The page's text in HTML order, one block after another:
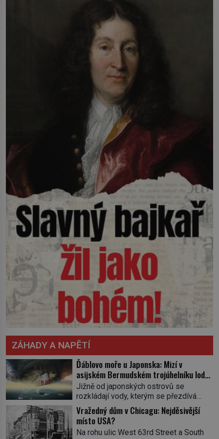
ZÁHADY A NAPĚTÍ
Ďáblovo moře u Japonska: Mizí v
asijském Bermudském trojúhelníku lodě
ve spárech neznámé síly?
Jižně od japonských ostrovů se
rozkládají vody, kterým se přezdívá
Ďáblovo moře. Vypráví se o lodích
mizejících beze stopy, podivných
světlech, zrádných proudech i mořských
dracích, kteří měli tyto končiny střežit už
Vražedný dům v Chicagu: Nejděsivější
místo USA?
Na rohu ulic West 63rd Street a South